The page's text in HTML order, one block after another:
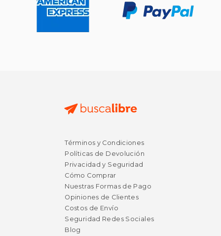
$ 19.55 dcto.
Términos y Condiciones
Políticas de Devolución
Privacidad y Seguridad
Cómo Comprar
Nuestras Formas de Pago
Opiniones de Clientes
Costos de Envío
Seguridad Redes Sociales
Blog